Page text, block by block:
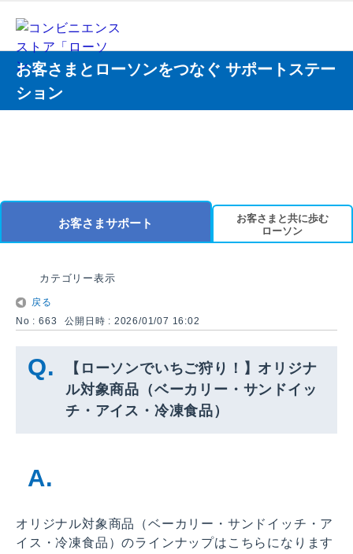
お客さまとローソンをつなぐ サポートステー
ション
お客さまサポート
お客さまと共に歩む
ローソン
カテゴリー表示
戻る
No : 663
公開日時 : 2026/01/07 16:02
【ローソンでいちご狩り！】オリジナ
ル対象商品（ベーカリー・サンドイッ
チ・アイス・冷凍食品）
オリジナル対象商品（ベーカリー・サンドイッチ・ア
イス・冷凍食品）のラインナップはこちらになります